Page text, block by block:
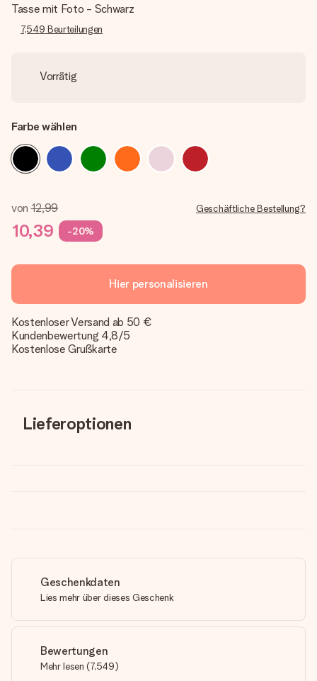
Tasse mit Foto - Schwarz
7,549 Beurteilungen
Vorrätig
Farbe wählen
von 12,99
10,39 -20%
Geschäftliche Bestellung?
Hier personalisieren
Kostenloser Versand ab 50 €
Kundenbewertung 4,8/5
Kostenlose Grußkarte
Lieferoptionen
Geschenkdaten
Lies mehr über dieses Geschenk
Bewertungen
Mehr lesen (7,549)